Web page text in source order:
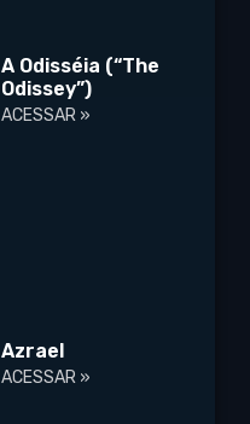
A Odisséia (“The
Odissey”)
ACESSAR »
Azrael
ACESSAR »